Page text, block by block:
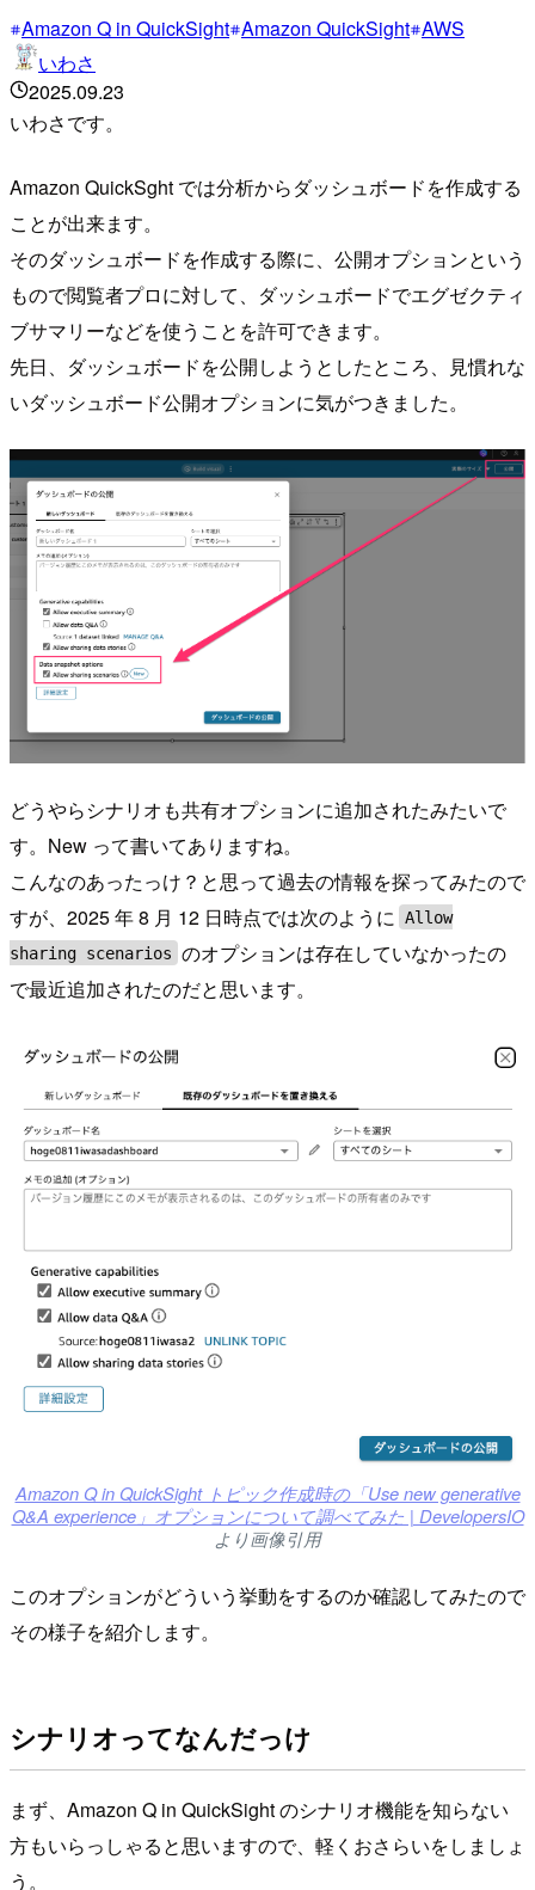
Amazon Q in QuickSight Amazon QuickSight AWS
いわさ
2025.09.23
いわさです。
Amazon QuickSght では分析からダッシュボードを作成する
ことが出来ます。
そのダッシュボードを作成する際に、公開オプションという
もので閲覧者プロに対して、ダッシュボードでエグゼクティ
ブサマリーなどを使うことを許可できます。
先日、ダッシュボードを公開しようとしたところ、見慣れな
いダッシュボード公開オプションに気がつきました。
どうやらシナリオも共有オプションに追加されたみたいで
す。New って書いてありますね。
こんなのあったっけ？と思って過去の情報を探ってみたので
すが、2025 年 8 月 12 日時点では次のように Allow
sharing scenarios のオプションは存在していなかったの
で最近追加されたのだと思います。
Amazon Q in QuickSight トピック作成時の「Use new generative
Q&A experience」オプションについて調べてみた | DevelopersIO
より画像引用
このオプションがどういう挙動をするのか確認してみたので
その様子を紹介します。
シナリオってなんだっけ
まず、Amazon Q in QuickSight のシナリオ機能を知らない
方もいらっしゃると思いますので、軽くおさらいをしましょ
う。